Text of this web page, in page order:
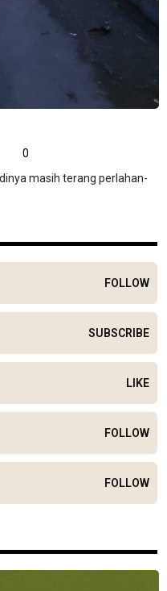
0
masih terang perlahan-
FOLLOW
SUBSCRIBE
LIKE
FOLLOW
FOLLOW